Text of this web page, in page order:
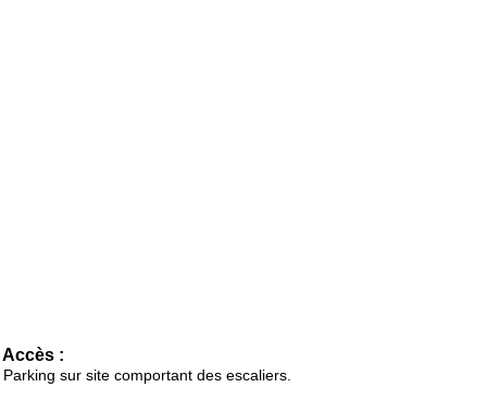
Accès :
Parking sur site comportant des escaliers.